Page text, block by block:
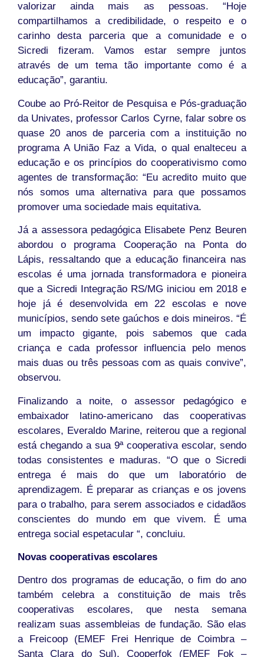
valorizar ainda mais as pessoas. “Hoje
compartilhamos a credibilidade, o respeito e o
carinho desta parceria que a comunidade e o
Sicredi fizeram. Vamos estar sempre juntos
através de um tema tão importante como é a
educação”, garantiu.
Coube ao Pró-Reitor de Pesquisa e Pós-graduação
da Univates, professor Carlos Cyrne, falar sobre os
quase 20 anos de parceria com a instituição no
programa A União Faz a Vida, o qual enalteceu a
educação e os princípios do cooperativismo como
agentes de transformação: “Eu acredito muito que
nós somos uma alternativa para que possamos
promover uma sociedade mais equitativa.
Já a assessora pedagógica Elisabete Penz Beuren
abordou o programa Cooperação na Ponta do
Lápis, ressaltando que a educação financeira nas
escolas é uma jornada transformadora e pioneira
que a Sicredi Integração RS/MG iniciou em 2018 e
hoje já é desenvolvida em 22 escolas e nove
municípios, sendo sete gaúchos e dois mineiros. “É
um impacto gigante, pois sabemos que cada
criança e cada professor influencia pelo menos
mais duas ou três pessoas com as quais convive”,
observou.
Finalizando a noite, o assessor pedagógico e
embaixador latino-americano das cooperativas
escolares, Everaldo Marine, reiterou que a regional
está chegando a sua 9ª cooperativa escolar, sendo
todas consistentes e maduras. “O que o Sicredi
entrega é mais do que um laboratório de
aprendizagem. É preparar as crianças e os jovens
para o trabalho, para serem associados e cidadãos
conscientes do mundo em que vivem. É uma
entrega social espetacular “, concluiu.
Novas cooperativas escolares
Dentro dos programas de educação, o fim do ano
também celebra a constituição de mais três
cooperativas escolares, que nesta semana
realizam suas assembleias de fundação. São elas
a Freicoop (EMEF Frei Henrique de Coimbra –
Santa Clara do Sul), Cooperfok (EMEF Fok –